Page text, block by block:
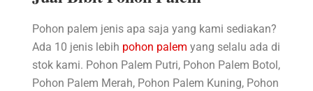
Pohon palem jenis apa saja yang kami sediakan?
Ada 10 jenis lebih pohon palem yang selalu ada di
stok kami. Pohon Palem Putri, Pohon Palem Botol,
Pohon Palem Merah, Pohon Palem Kuning, Pohon